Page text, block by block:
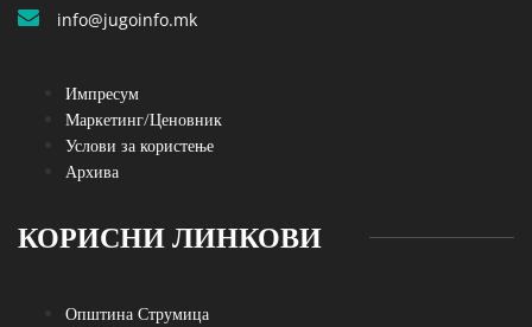
info@jugoinfo.mk
Импресум
Маркетинг/Ценовник
Услови за користење
Архива
КОРИСНИ ЛИНКОВИ
Општина Струмица